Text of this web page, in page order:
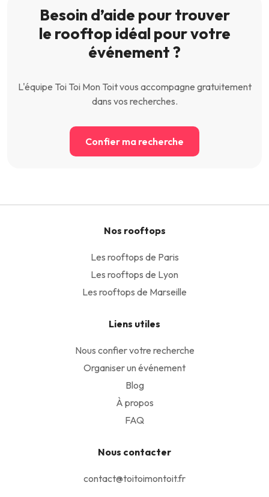
Besoin d’aide pour trouver
le rooftop idéal pour votre
événement ?
L'équipe Toi Toi Mon Toit vous accompagne gratuitement
dans vos recherches.
Confier ma recherche
Nos rooftops
Les rooftops de Paris
Les rooftops de Lyon
Les rooftops de Marseille
Liens utiles
Nous confier votre recherche
Organiser un événement
Blog
À propos
FAQ
Nous contacter
contact@toitoimontoit.fr